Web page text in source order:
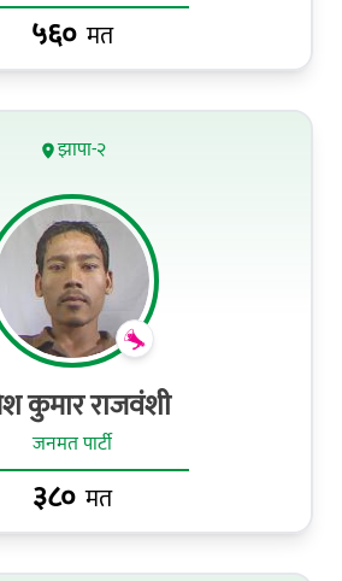
५६० मत
झापा-२
कुमार राजवंशी
जनमत पार्टी
३८० मत